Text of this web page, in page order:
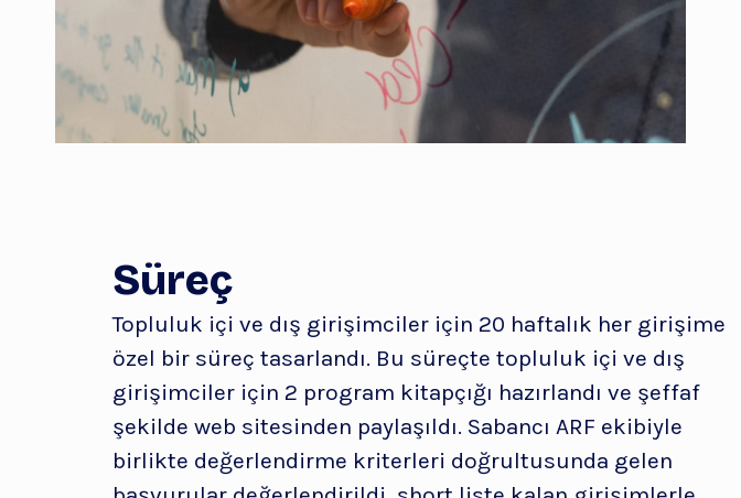
Süreç
Topluluk içi ve dış girişimciler için 20 haftalık her girişime
özel bir süreç tasarlandı. Bu süreçte topluluk içi ve dış
girişimciler için 2 program kitapçığı hazırlandı ve şeffaf
şekilde web sitesinden paylaşıldı. Sabancı ARF ekibiyle
birlikte değerlendirme kriterleri doğrultusunda gelen